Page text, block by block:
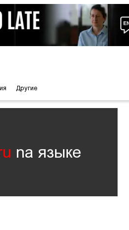
Другие
nа языке